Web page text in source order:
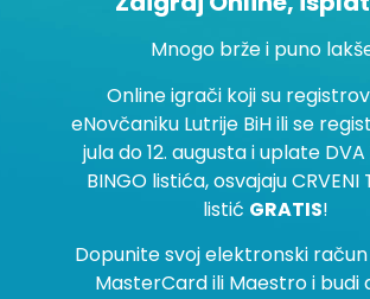
Mnogo brže i puno
Online igrači koji su
eNovčaniku Lutrije BiH ili se
jula do 12. augusta i uplate DVA
BINGO listića, osvajaju CRVENI
listić GRATIS!
Dopunite svoj elektronski
MasterCard ili Maestro i budi